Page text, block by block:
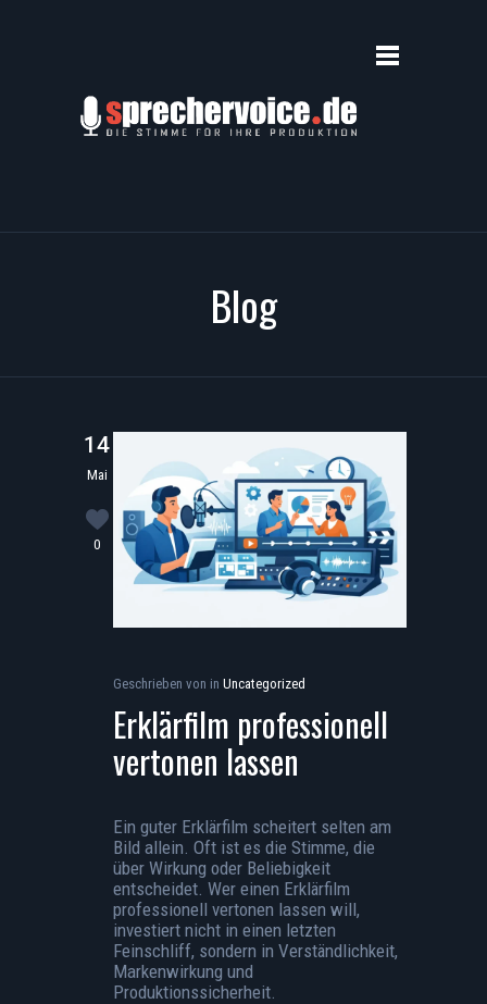
Blog
14
Mai
0
Geschrieben von in Uncategorized
Erklärfilm professionell
vertonen lassen
Ein guter Erklärfilm scheitert selten am
Bild allein. Oft ist es die Stimme, die
über Wirkung oder Beliebigkeit
entscheidet. Wer einen Erklärfilm
professionell vertonen lassen will,
investiert nicht in einen letzten
Feinschliff, sondern in Verständlichkeit,
Markenwirkung und
Produktionssicherheit.